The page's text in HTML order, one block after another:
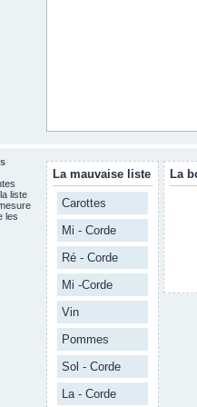
liste
les
La mauvaise liste
Carottes
Mi - Corde
Ré - Corde
Mi -Corde
Vin
Pommes
Sol - Corde
La - Corde
La